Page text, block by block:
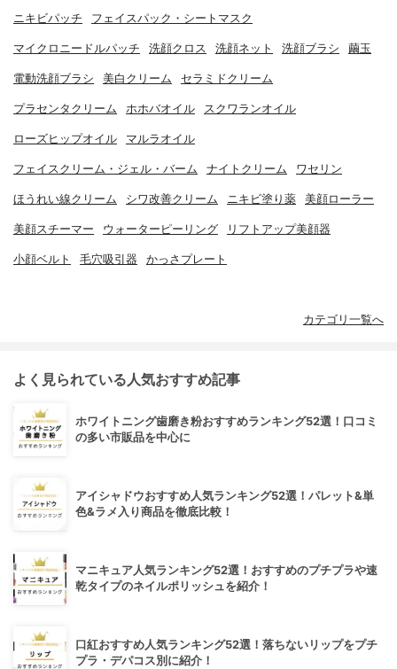
ニキビパッチ フェイスパック・シートマスク
マイクロニードルパッチ 洗顔クロス 洗顔ネット 洗顔ブラシ 繭玉
電動洗顔ブラシ 美白クリーム セラミドクリーム
プラセンタクリーム ホホバオイル スクワランオイル
ローズヒップオイル マルラオイル
フェイスクリーム・ジェル・バーム ナイトクリーム ワセリン
ほうれい線クリーム シワ改善クリーム ニキビ塗り薬 美顔ローラー
美顔スチーマー ウォーターピーリング リフトアップ美顔器
小顔ベルト 毛穴吸引器 かっさプレート
カテゴリ一覧へ
よく見られている人気おすすめ記事
ホワイトニング歯磨き粉おすすめランキング52選！口コミ
の多い市販品を中心に
アイシャドウおすすめ人気ランキング52選！パレット&単
色&ラメ入り商品を徹底比較！
マニキュア人気ランキング52選！おすすめのプチプラや速
乾タイプのネイルポリッシュを紹介！
口紅おすすめ人気ランキング52選！落ちないリップをプチ
プラ・デパコス別に紹介！